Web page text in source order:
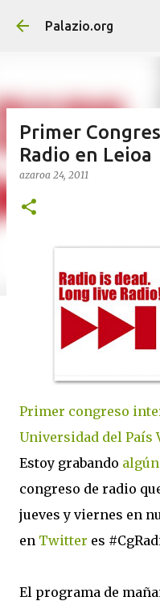
Saltatu eta
Palazio.org
Primer
Radio en Leioa
azaroa 24, 2011
Primer congreso
Universidad del País
Estoy grabando
congreso de radio
jueves y viernes en
en Twitter es
El programa de